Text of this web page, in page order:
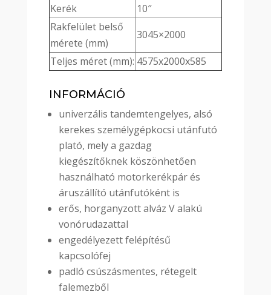
Kerék
10″
Rakfelület belső
mérete (mm)
3045×2000
Teljes méret (mm): 4575x2000x585
INFORMÁCIÓ
univerzális tandemtengelyes, alsó
kerekes személygépkocsi utánfutó
plató, mely a gazdag
kiegészítőknek köszönhetően
használható motorkerékpár és
áruszállító utánfutóként is
erős, horganyzott alváz V alakú
vonórudazattal
engedélyezett felépítésű
kapcsolófej
padló csúszásmentes, rétegelt
falemezből